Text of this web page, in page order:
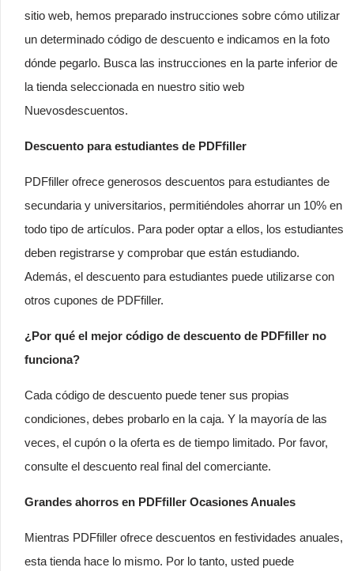
sitio web, hemos preparado instrucciones sobre cómo utilizar
un determinado código de descuento e indicamos en la foto
dónde pegarlo. Busca las instrucciones en la parte inferior de
la tienda seleccionada en nuestro sitio web
Nuevosdescuentos.
Descuento para estudiantes de PDFfiller
PDFfiller ofrece generosos descuentos para estudiantes de
secundaria y universitarios, permitiéndoles ahorrar un 10% en
todo tipo de artículos. Para poder optar a ellos, los estudiantes
deben registrarse y comprobar que están estudiando.
Además, el descuento para estudiantes puede utilizarse con
otros cupones de PDFfiller.
¿Por qué el mejor código de descuento de PDFfiller no
funciona?
Cada código de descuento puede tener sus propias
condiciones, debes probarlo en la caja. Y la mayoría de las
veces, el cupón o la oferta es de tiempo limitado. Por favor,
consulte el descuento real final del comerciante.
Grandes ahorros en PDFfiller Ocasiones Anuales
Mientras PDFfiller ofrece descuentos en festividades anuales,
esta tienda hace lo mismo. Por lo tanto, usted puede